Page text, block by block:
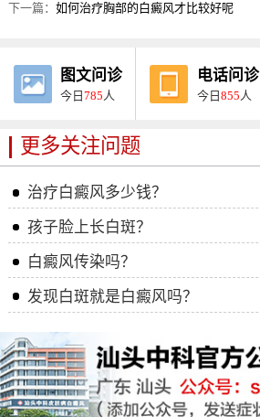
下一篇：如何治疗胸部的白癜风才比较好呢
图文问诊
今日785 人
电话问诊
今日855 人
更多关注问题
治疗白癜风多少钱？
孩子脸上长白斑？
白癜风传染吗？
发现白斑就是白癜风吗？